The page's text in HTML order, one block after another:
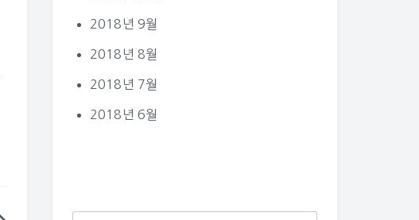
2018년 9월
2018년 8월
2018년 7월
2018년 6월